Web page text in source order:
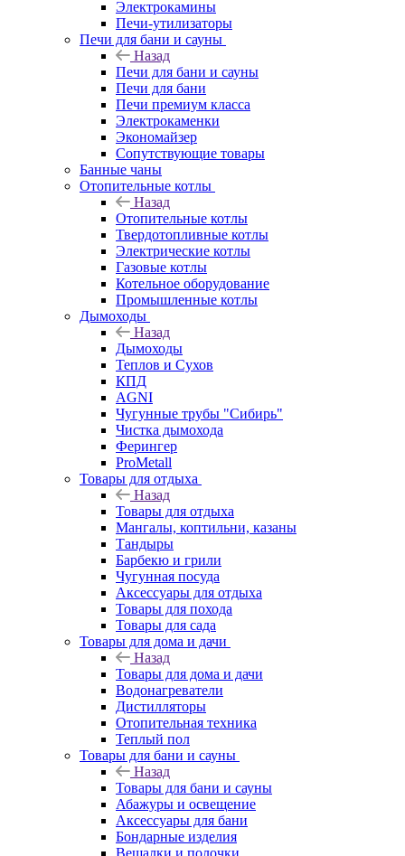
Электрокамины
Печи-утилизаторы
Печи для бани и сауны
Назад
Печи для бани и сауны
Печи для бани
Печи премиум класса
Электрокаменки
Экономайзер
Сопутствующие товары
Банные чаны
Отопительные котлы
Назад
Отопительные котлы
Твердотопливные котлы
Электрические котлы
Газовые котлы
Котельное оборудование
Промышленные котлы
Дымоходы
Назад
Дымоходы
Теплов и Сухов
КПД
AGNI
Чугунные трубы "Сибирь"
Чистка дымохода
Ферингер
ProMetall
Товары для отдыха
Назад
Товары для отдыха
Мангалы, коптильни, казаны
Тандыры
Барбекю и грили
Чугунная посуда
Аксессуары для отдыха
Товары для похода
Товары для сада
Товары для дома и дачи
Назад
Товары для дома и дачи
Водонагреватели
Дистилляторы
Отопительная техника
Теплый пол
Товары для бани и сауны
Назад
Товары для бани и сауны
Абажуры и освещение
Аксессуары для бани
Бондарные изделия
Вешалки и полочки